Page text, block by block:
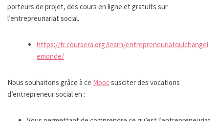
porteurs de projet, des cours en ligne et gratuits sur
l’entrepreunariat social.
https://fr.coursera.org/learn/entrepreneuriatquichangel
emonde/
Nous souhaitons grâce à ce Moocsusciter des vocations
d’entrepreneur social en :